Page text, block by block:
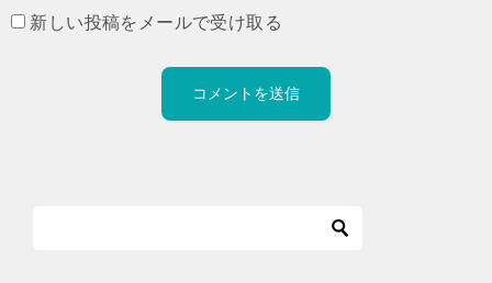
新しい投稿をメールで受け取る